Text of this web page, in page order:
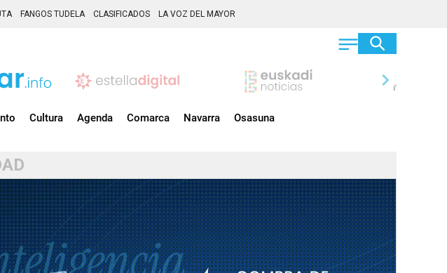
FANGOS TUDELA CLASIFICADOS LA VOZ DEL MAYOR
chevron_right
Cultura Agenda Comarca Navarra Osasuna